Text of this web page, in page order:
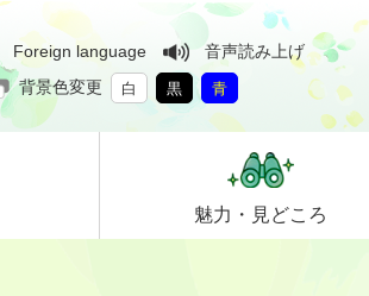
Foreign language
音声読み上げ
背景色変更 白 黒 青
魅力・ 見どころ